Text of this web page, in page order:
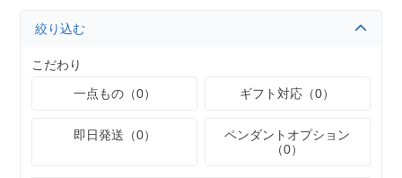
絞り込む
こだわり
一点もの（0）
ギフト対応（0）
即日発送（0）
ペンダントオプション
（0）